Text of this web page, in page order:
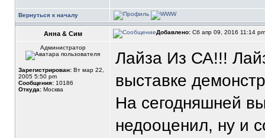
Вернуться к началу
Анна & Сим Добавлено: Сб апр 09, 2016 11:14
Администратор
Зарегистрирован: Вт мар 22,
2005 5:50 pm
Сообщения: 10186
Откуда: Москва
Лайза Из СА!!!
выставке
На сегодняшней
недооценил, ну и